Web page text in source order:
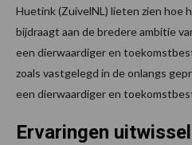
Huetink (ZuivelNL) lieten zien hoe
bijdraagt aan de bredere ambitie
een dierwaardiger en
zoals vastgelegd in de onlangs
een dierwaardiger en
Ervaringen